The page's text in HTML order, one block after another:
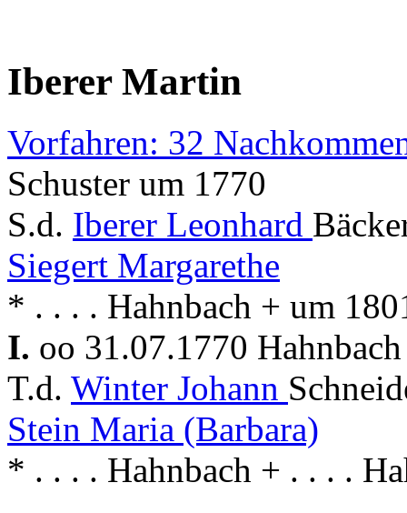
Iberer Martin
Vorfahren: 32
Schuster um 1770
S.d. Iberer Leonhard
Siegert Margarethe
* . . . . Hahnbach + um
I. oo 31.07.1770
T.d. Winter Johann
Stein Maria (Barbara)
* . . . . Hahnbach + . . . .